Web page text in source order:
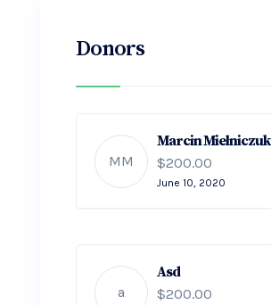
Donors
MM
Marcin Mielniczuk
$200.00
June 10, 2020
a
Asd
$200.00